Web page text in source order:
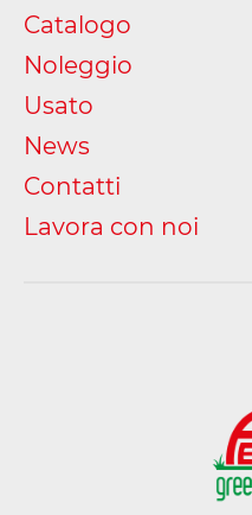
Catalogo
Noleggio
Usato
News
Contatti
Lavora con noi